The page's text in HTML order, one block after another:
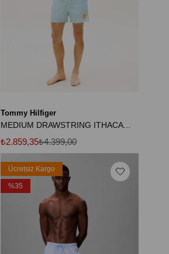
Tommy Hilfiger
MEDIUM DRAWSTRING ITHACA SCRIPT Erkek Mavi Deniz Şortu - UM0UM03750
₺2.859,35₺4.399,00
Ücretsiz Kargo
%35